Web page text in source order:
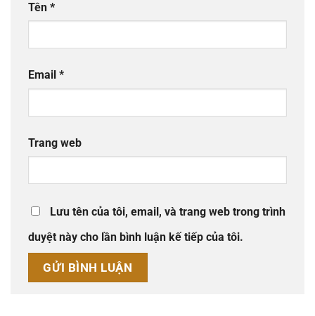
Tên *
Email *
Trang web
Lưu tên của tôi, email, và trang web trong trình
duyệt này cho lần bình luận kế tiếp của tôi.